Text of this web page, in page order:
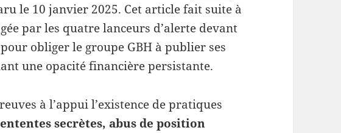
le 10 janvier 2025. Cet article fait suite à
par les quatre lanceurs d’alerte devant
obliger le groupe GBH à publier ses
une opacité financière persistante.
à l’appui l’existence de pratiques
ententes secrètes, abus de position